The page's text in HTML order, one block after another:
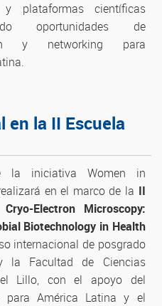
plataformas científicas
oportunidades de
y networking para
en la II Escuela
la iniciativa Women in
en el marco de la II
Electron Microscopy:
Biotechnology in Health
internacional de posgrado
la Facultad de Ciencias
Lillo, con el apoyo del
para América Latina y el